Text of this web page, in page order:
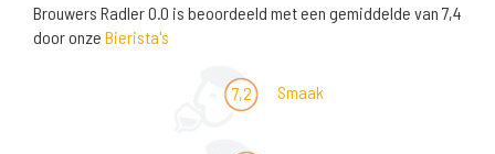
Brouwers Radler 0.0 is beoordeeld met een gemiddelde van 7,4
door onze Bierista's
7,2 Smaak